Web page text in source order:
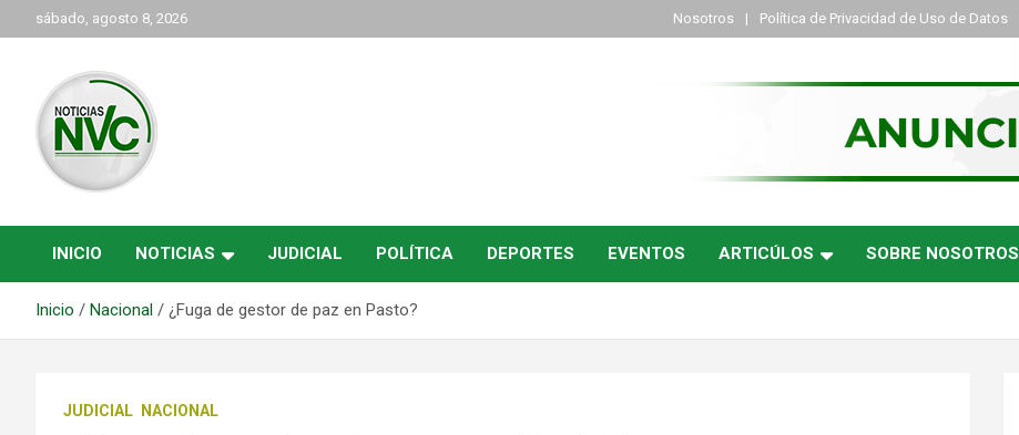
al
sábado, agosto 8, 2026 Nosotros Política de Privacidad de Uso de Datos
NVC Noticias
INICIO NOTICIAS JUDICIAL POLÍTICA DEPORTES EVENTOS ARTICÚLOS SOBRE NOSOTROS
Inicio Nacional ¿Fuga de gestor de paz en Pasto?
JUDICIAL NACIONAL